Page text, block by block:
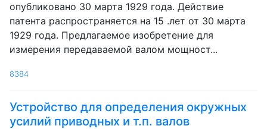
опубликовано 30 марта 1929 года. Действие
патента распространяется на 15 .лет от 30 марта
1929 года. Предлагаемое изобретение для
измерения передаваемой валом мощност...
8384
Устройство для определения окружных
усилий приводных и т.п. валов